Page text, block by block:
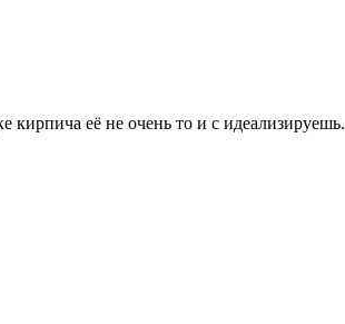
кирпича её не очень то и с идеализируешь.